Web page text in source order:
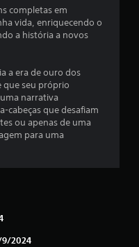
completas em
vida, enriquecendo o
a história a novos
a era de ouro dos
que seu próprio
narrativa
cabeças que desafiam
ou apenas de uma
para uma
2024